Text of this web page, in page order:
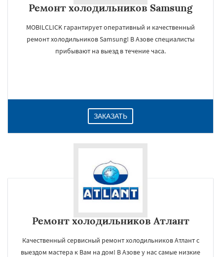
Ремонт холодильников Samsung
MOBILCLICK гарантирует оперативный и качественный
ремонт холодильников Samsung! В Азове специалисты
прибывают на выезд в течение часа.
ЗАКАЗАТЬ
Ремонт холодильников Атлант
Качественный сервисный ремонт холодильников Атлант с
выездом мастера к Вам на дом! В Азове у нас самые низкие